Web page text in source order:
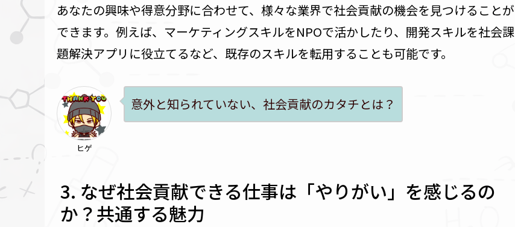
あなたの興味や得意分野に合わせて、様々な業界で社会貢献の機会を見つけることが
できます。例えば、マーケティングスキルをNPOで活かしたり、開発スキルを社会課
題解決アプリに役立てるなど、既存のスキルを転用することも可能です。
ヒゲ
意外と知られていない、社会貢献のカタチとは？
なぜ社会貢献できる仕事は「やりがい」を感じるの
か？共通する魅力